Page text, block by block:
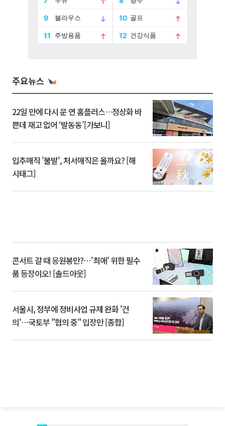
주요뉴스
22일 만에 다시 문 연 홈플러스…정상화 바
쁜데 재고 없어 ‘발동동’[가보니]
입추매직 '불발', 처서매직은 올까요? [해
시태그]
콘서트 갈 때 응원봉만?⋯'최애' 위한 필수
품 등장이오! [솔드아웃]
서울시, 정부에 정비사업 규제 완화 '건
의'⋯국토부 "협의 중" 입장만 [종합]